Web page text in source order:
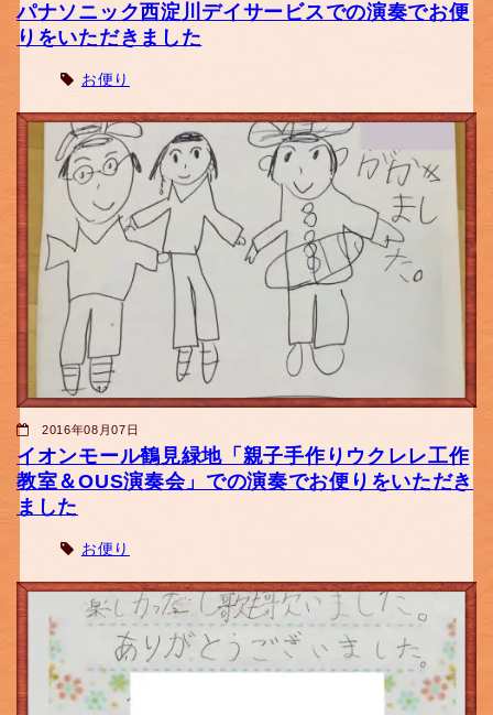
パナソニック西淀川デイサービスでの演奏でお便
りをいただきました
お便り
2016年08月07日
イオンモール鶴見緑地「親子手作りウクレレ工作
教室＆OUS演奏会」での演奏でお便りをいただき
ました
お便り